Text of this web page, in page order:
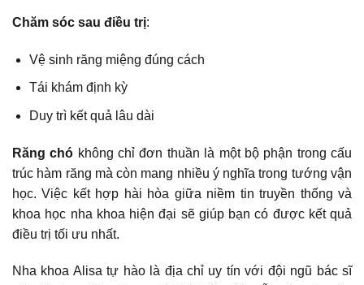
Chăm sóc sau điều trị:
Vệ sinh răng miệng đúng cách
Tái khám định kỳ
Duy trì kết quả lâu dài
Răng chó không chỉ đơn thuần là một bộ phận trong cấu
trúc hàm răng mà còn mang nhiều ý nghĩa trong tướng vận
học. Việc kết hợp hài hòa giữa niềm tin truyền thống và
khoa học nha khoa hiện đại sẽ giúp bạn có được kết quả
điều trị tối ưu nhất.
Nha khoa Alisa tự hào là địa chỉ uy tín với đội ngũ bác sĩ